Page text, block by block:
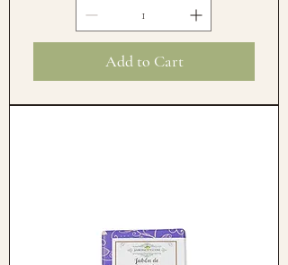
Add to Cart